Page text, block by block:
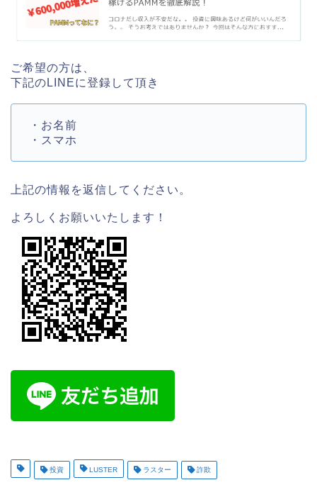
ご希望の方は、
下記のLINEに登録して頂き
・お名前
・スマホ
上記の情報を返信してください。
よろしくお願いいたします！
投資 LUSTER ラスター 詐欺